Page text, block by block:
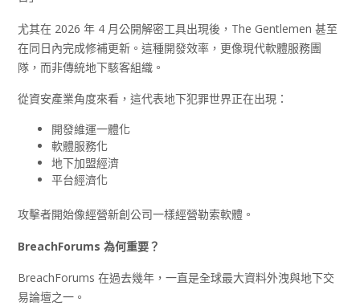
尤其在 2026 年 4 月公開解密工具出現後，The Gentlemen 甚至
在同日內完成修補更新。這種開發效率，更像現代軟體服務團
隊，而非傳統地下駭客組織。
從資安產業角度來看，這代表地下犯罪世界正在出現：
開發維運一體化
軟體服務化
地下加盟經濟
平台經濟化
攻擊者開始像經營新創公司一樣經營勒索軟體。
BreachForums 為何重要？
BreachForums 在過去幾年，一直是全球最大資料外洩與地下交
易論壇之一。